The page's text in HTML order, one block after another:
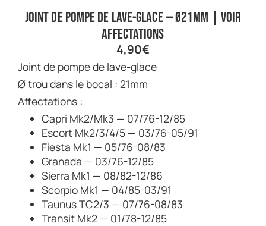
Joint de pompe de lave-glace — Ø21mm | Voir
affectations
4,90€
Joint de pompe de lave-glace
Ø trou dans le bocal : 21mm
Affectations :
Capri Mk2/Mk3 — 07/76-12/85
Escort Mk2/3/4/5 — 03/76-05/91
Fiesta Mk1 — 05/76-08/83
Granada — 03/76-12/85
Sierra Mk1 — 08/82-12/86
Scorpio Mk1 — 04/85-03/91
Taunus TC2/3 — 07/76-08/83
Transit Mk2 — 01/78-12/85